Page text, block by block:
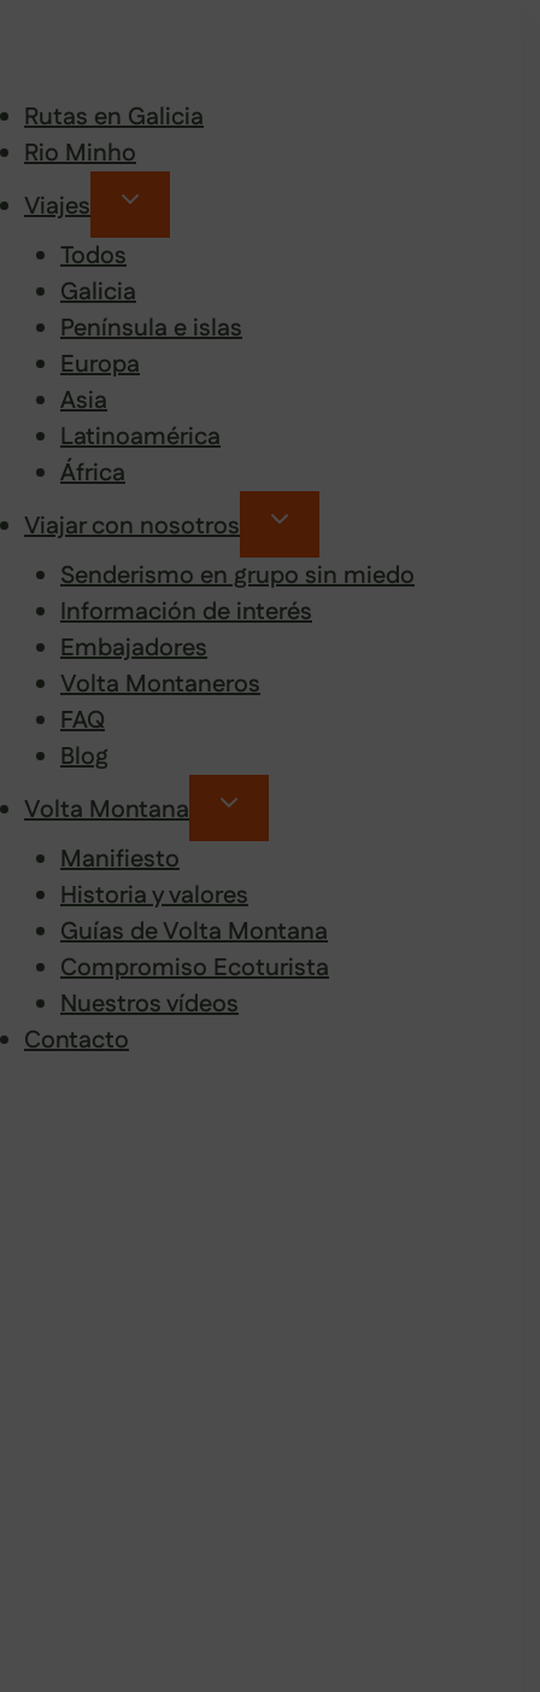
Rutas en Galicia
Rio Minho
Viajes
Todos
Galicia
Península e islas
Europa
Asia
Latinoamérica
África
Viajar con nosotros
Senderismo en grupo sin miedo
Información de interés
Embajadores
Volta Montaneros
FAQ
Blog
Volta Montana
Manifiesto
Historia y valores
Guías de Volta Montana
Compromiso Ecoturista
Nuestros vídeos
Contacto